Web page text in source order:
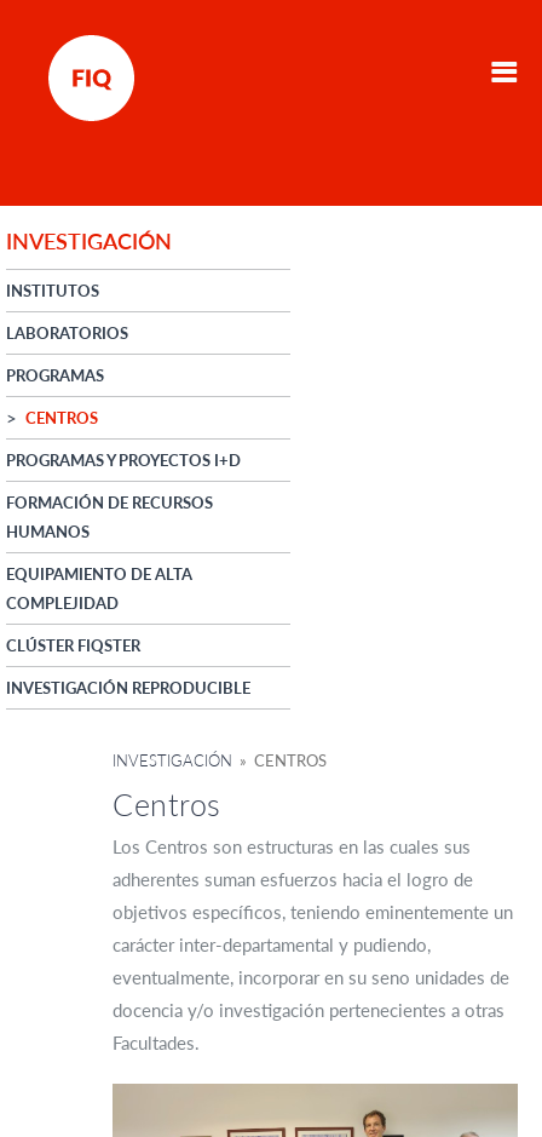
INVESTIGACIÓN
INSTITUTOS
LABORATORIOS
PROGRAMAS
CENTROS
PROGRAMAS Y PROYECTOS I+D
FORMACIÓN DE RECURSOS
HUMANOS
EQUIPAMIENTO DE ALTA
COMPLEJIDAD
CLÚSTER FIQSTER
INVESTIGACIÓN REPRODUCIBLE
INVESTIGACIÓN » CENTROS
Centros
Los Centros son estructuras en las cuales sus
adherentes suman esfuerzos hacia el logro de
objetivos específicos, teniendo eminentemente un
carácter inter-departamental y pudiendo,
eventualmente, incorporar en su seno unidades de
docencia y/o investigación pertenecientes a otras
Facultades.